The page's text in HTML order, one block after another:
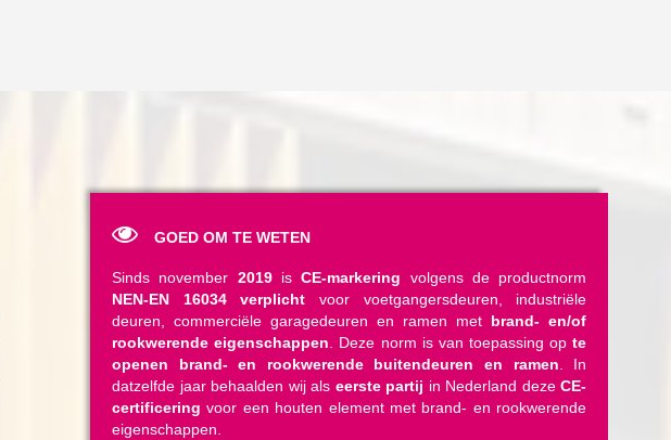
GOED OM TE WETEN
Sinds november 2019isCE-markering volgens de productnorm
NEN-EN 16034
verplicht voor voetgangersdeuren, industriële
deuren, commerciële garagedeuren en ramen met brand- en/of
rookwerende eigenschappen. Deze norm is van toepassing opte
openen brand- en rookwerende buitendeuren en ramen. In
datzelfde jaar behaalden wij als eerste partij in Nederland dezeCE-
certificering voor een houten element met brand- en rookwerende
eigenschappen.